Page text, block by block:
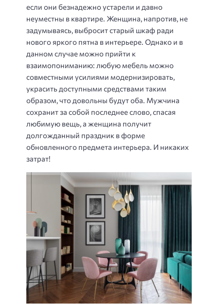
если они безнадежно устарели и давно
неуместны в квартире. Женщина, напротив, не
задумываясь, выбросит старый шкаф ради
нового яркого пятна в интерьере. Однако и в
данном случае можно прийти к
взаимопониманию: любую мебель можно
совместными усилиями модернизировать,
украсить доступными средствами таким
образом, что довольны будут оба. Мужчина
сохранит за собой последнее слово, спасая
любимую вещь, а женщина получит
долгожданный праздник в форме
обновленного предмета интерьера. И никаких
затрат!